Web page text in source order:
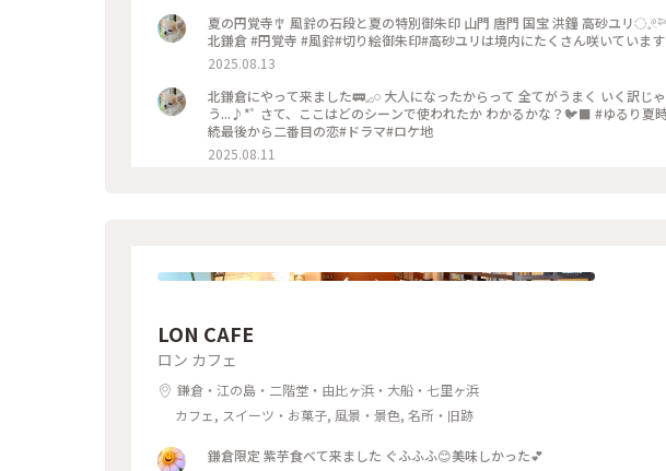
夏の円覚寺🎐 風鈴の石段と夏の特別御朱印 山門 唐門 国宝 洪鐘 高砂ユリ◌𓈒𓏲𓆸𓂃 𓈒𓏸 #ゆるり夏時間 #神奈川 #鎌倉 #
北鎌倉 #円覚寺 #風鈴#切り絵御朱印#高砂ユリは境内にたくさん咲いています
2025.08.13
北鎌倉にやって来ました🚃𓈒𓂂𓏸 大人になったからって 全てがうまく いく訳じゃないと知れたから 歩いてるんだろ
う...♪*ﾟ さて、ここはどのシーンで使われたか わかるかな？🐦‍⬛ #ゆるり夏時間 #神奈川 #鎌倉 #北鎌倉#円覚寺#続
続最後から二番目の恋#ドラマ#ロケ地
2025.08.11
LON CAFE
ロン カフェ
鎌倉・江の島・二階堂・由比ヶ浜・大船・七里ヶ浜
カフェ, スイーツ・お菓子, 風景・景色, 名所・旧跡
鎌倉限定 紫芋食べて来ました ぐふふふ😊美味しかった💕